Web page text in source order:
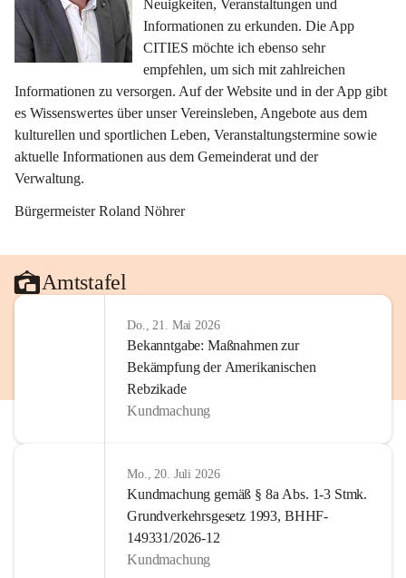
Neuigkeiten, Veranstaltungen und
Informationen zu erkunden. Die App
CITIES möchte ich ebenso sehr
empfehlen, um sich mit zahlreichen
Informationen zu versorgen. Auf der Website und in der App gibt
es Wissenswertes über unser Vereinsleben, Angebote aus dem
kulturellen und sportlichen Leben, Veranstaltungstermine sowie
aktuelle Informationen aus dem Gemeinderat und der
Verwaltung.
Bürgermeister Roland Nöhrer
Amtstafel
Do., 21. Mai 2026
Bekanntgabe: Maßnahmen zur
Bekämpfung der Amerikanischen
Rebzikade
Kundmachung
Mo., 20. Juli 2026
Kundmachung gemäß § 8a Abs. 1-3 Stmk.
Grundverkehrsgesetz 1993, BHHF-
149331/2026-12
Kundmachung